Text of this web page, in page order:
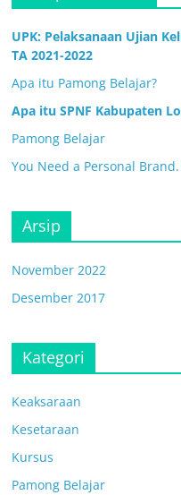
UPK: Pelaksanaan Ujian
TA 2021-2022
Apa itu Pamong Belajar?
Apa itu SPNF Kabupaten
Pamong Belajar
You Need a Personal
Arsip
November 2022
Desember 2017
Kategori
Keaksaraan
Kesetaraan
Kursus
Pamong Belajar